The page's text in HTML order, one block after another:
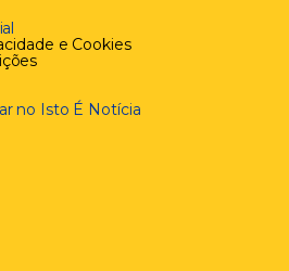
e Cookies
no Isto É Notícia